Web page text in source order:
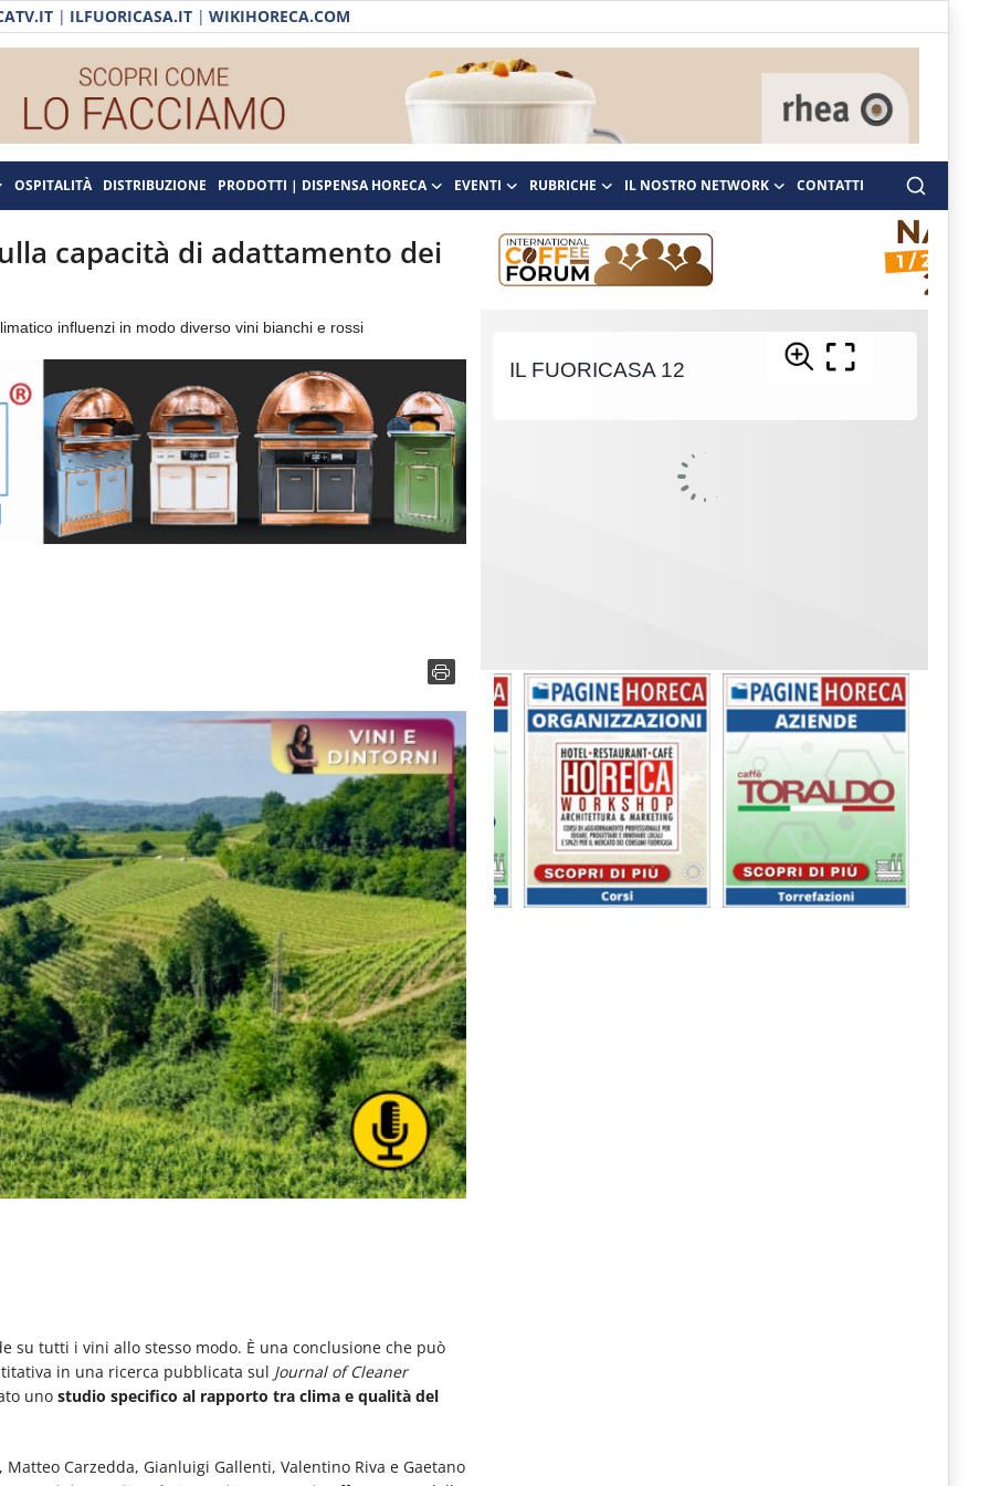
| ILFUORICASA.IT | WIKIHORECA.COM
OSPITALITÀ DISTRIBUZIONE PRODOTTI | DISPENSA HORECA EVENTI RUBRICHE IL NOSTRO NETWORK CONTATTI
capacità di adattamento dei
influenzi in modo diverso vini bianchi e rossi
su tutti i vini allo stesso modo. È una conclusione che può
in una ricerca pubblicata sul Journal of Cleaner
uno studio specifico al rapporto tra clima e qualità del
Carzedda, Gianluigi Gallenti, Valentino Riva e Gaetano